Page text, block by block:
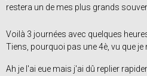
restera un de mes plus grands
Voilà 3 journées avec quelques
Tiens, pourquoi pas une 4è, vu que je
Ah je l'ai eue mais j'ai dû replier